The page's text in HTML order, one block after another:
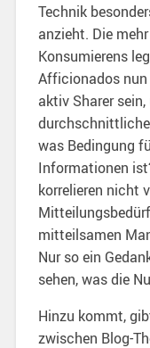
Technik
anzieht. Die
Konsumierens
Afficionados nun
aktiv Sharer
was Bedingung
Informationen
korrelieren nicht
mitteilsamen
Nur so ein
sehen, was die
Hinzu kommt,
zwischen Blog-